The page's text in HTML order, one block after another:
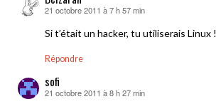
dit :
21 octobre 2011 à 7 h 57 min
Si t’était un hacker, tu utiliserais Linux !
Répondre
sofi
dit :
21 octobre 2011 à 8 h 27 min